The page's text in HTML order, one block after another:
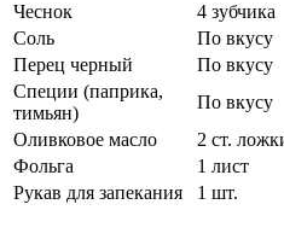
Чеснок
4 зубчика
Соль
По вкусу
Перец черный
По вкусу
Специи (паприка,
тимьян)
По вкусу
Оливковое масло
2 ст.
Фольга
1 лист
Рукав для запекания
1 шт.